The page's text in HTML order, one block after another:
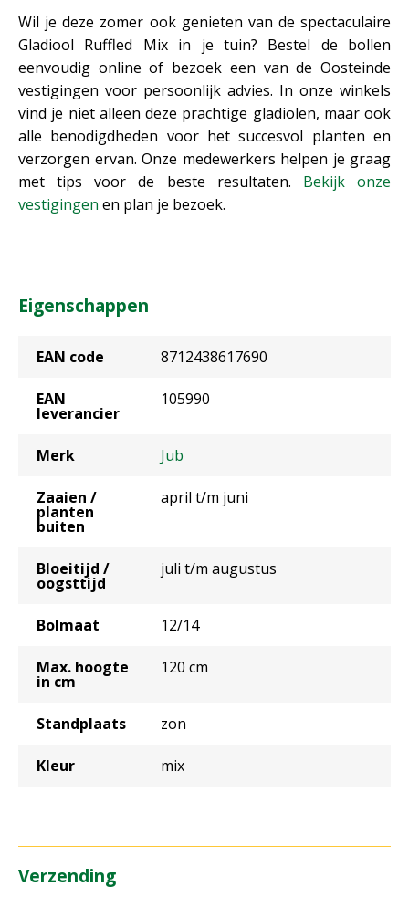
Wil je deze zomer ook genieten van de spectaculaire
Gladiool Ruffled Mix in je tuin? Bestel de bollen
eenvoudig online of bezoek een van de Oosteinde
vestigingen voor persoonlijk advies. In onze winkels
vind je niet alleen deze prachtige gladiolen, maar ook
alle benodigdheden voor het succesvol planten en
verzorgen ervan. Onze medewerkers helpen je graag
met tips voor de beste resultaten. Bekijk onze
vestigingen en plan je bezoek.
Eigenschappen
EAN code 8712438617690
EAN
leverancier
105990
Merk Jub
Zaaien /
planten
buiten
april t/m juni
Bloeitijd /
oogsttijd
juli t/m augustus
Bolmaat 12/14
Max. hoogte
in cm
120 cm
Standplaats zon
Kleur mix
Verzending